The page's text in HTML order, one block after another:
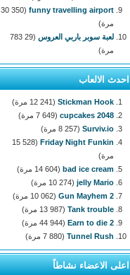
funny travelling airport
(30 350
مرة)
لعبة سوبر باربي العروس
(29 783
مرة)
احدث الالعاب
Stickman Hook (12 241 مرة)
2048 cupcakes
(7 649 مرة)
Surviv.io (8 257 مرة)
Friday Night Funkin
(15 528
مرة)
bad ice cream (14 604 مرة)
jelly Mario (10 274 مرة)
Gun Mayhem 2 (10 062 مرة)
Tank trouble (13 987 مرة)
Earn to die 2 (44 944 مرة)
Tunnel Rush (7 880 مرة)
اعلى الاعضاء نشاطاً